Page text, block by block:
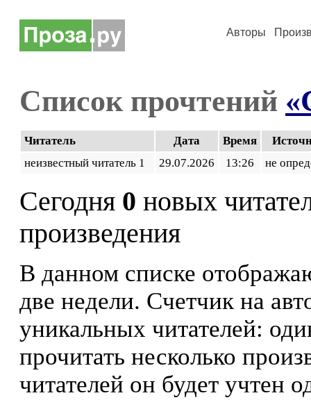
Авторы
Список прочтений
Читатель Дата Время
неизвестный читатель 1
29.07.2026 13:26 не
Сегодня 0 новых
произведения
В данном списке
две недели. Счетчик на
уникальных читателей:
прочитать несколько
читателей он будет учтен